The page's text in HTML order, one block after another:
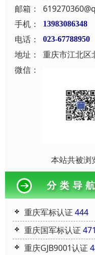
邮箱：
手机：
13983086348
电话： 023-67788950
地址：
重庆市江北区
微信：
本站共被浏
重庆军标认证 444
重庆国军标认证 471
重庆GJB9001认证